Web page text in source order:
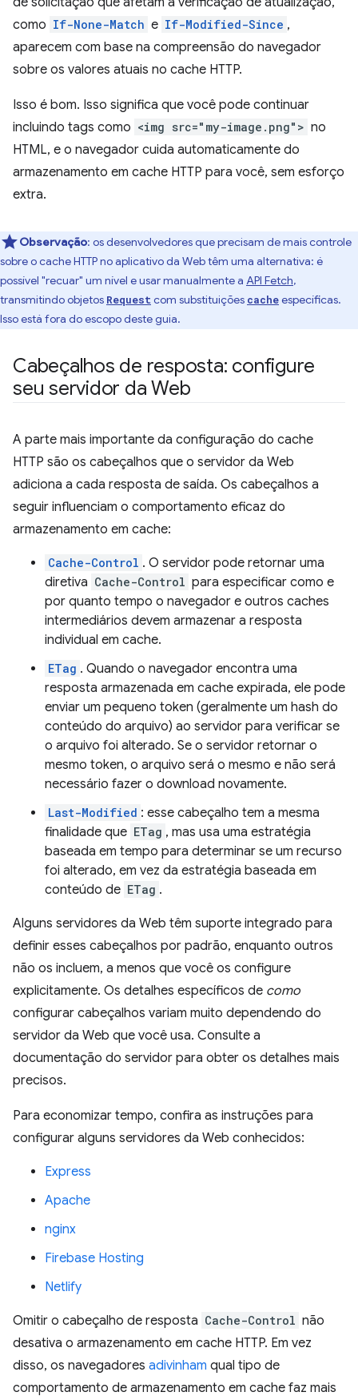
como If-None-Match e If-Modified-Since ,
aparecem com base na compreensão do navegador
sobre os valores atuais no cache HTTP.
Isso é bom. Isso significa que você pode continuar
incluindo tags como <img src="my-image.png"> no
HTML, e o navegador cuida automaticamente do
armazenamento em cache HTTP para você, sem esforço
extra.
Observação: os desenvolvedores que precisam de mais controle
sobre o cache HTTP no aplicativo da Web têm uma alternativa: é
possível "recuar" um nível e usar manualmente a API Fetch,
transmitindo objetos Request com substituições cacheespecíficas.
Isso está fora do escopo deste guia.
Cabeçalhos de resposta: configure
seu servidor da Web
A parte mais importante da configuração do cache
HTTP são os cabeçalhos que o servidor da Web
adiciona a cada resposta de saída. Os cabeçalhos a
seguir influenciam o comportamento eficaz do
armazenamento em cache:
Cache-Control . O servidor pode retornar uma
diretiva Cache-Control para especificar como e
por quanto tempo o navegador e outros caches
intermediários devem armazenar a resposta
individual em cache.
ETag . Quando o navegador encontra uma
resposta armazenada em cache expirada, ele pode
enviar um pequeno token (geralmente um hash do
conteúdo do arquivo) ao servidor para verificar se
o arquivo foi alterado. Se o servidor retornar o
mesmo token, o arquivo será o mesmo e não será
necessário fazer o download novamente.
Last-Modified : esse cabeçalho tem a mesma
finalidade que ETag , mas usa uma estratégia
baseada em tempo para determinar se um recurso
foi alterado, em vez da estratégia baseada em
conteúdo de ETag .
Alguns servidores da Web têm suporte integrado para
definir esses cabeçalhos por padrão, enquanto outros
não os incluem, a menos que você os configure
explicitamente. Os detalhes específicos de como
configurar cabeçalhos variam muito dependendo do
servidor da Web que você usa. Consulte a
documentação do servidor para obter os detalhes mais
precisos.
Para economizar tempo, confira as instruções para
configurar alguns servidores da Web conhecidos:
Express
Apache
nginx
Firebase Hosting
Netlify
Omitir o cabeçalho de resposta Cache-Control não
desativa o armazenamento em cache HTTP. Em vez
disso, os navegadores adivinham qual tipo de
comportamento de armazenamento em cache faz mais